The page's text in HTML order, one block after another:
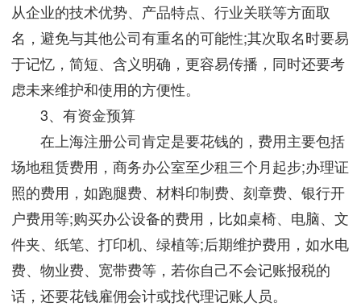
从企业的技术优势、产品特点、行业关联等方面取
名，避免与其他公司有重名的可能性;其次取名时要易
于记忆，简短、含义明确，更容易传播，同时还要考
虑未来维护和使用的方便性。
3、有资金预算
在上海注册公司肯定是要花钱的，费用主要包括
场地租赁费用，商务办公室至少租三个月起步;办理证
照的费用，如跑腿费、材料印制费、刻章费、银行开
户费用等;购买办公设备的费用，比如桌椅、电脑、文
件夹、纸笔、打印机、绿植等;后期维护费用，如水电
费、物业费、宽带费等，若你自己不会记账报税的
话，还要花钱雇佣会计或找代理记账人员。